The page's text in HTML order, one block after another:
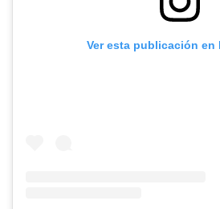
Ver esta publicación en